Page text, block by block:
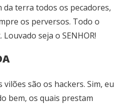
da terra todos os pecadores,
os perversos. Todo o
seja o SENHOR!
são os hackers. Sim, eu
bem, os quais prestam